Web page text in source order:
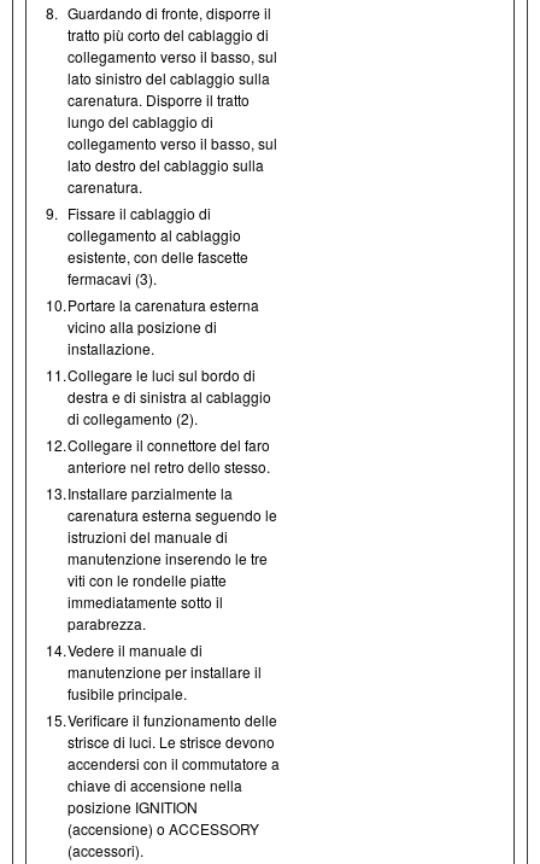
8. Guardando di fronte, disporre il
tratto più corto del cablaggio di
collegamento verso il basso, sul
lato sinistro del cablaggio sulla
carenatura. Disporre il tratto
lungo del cablaggio di
collegamento verso il basso, sul
lato destro del cablaggio sulla
carenatura.
9. Fissare il cablaggio di
collegamento al cablaggio
esistente, con delle fascette
fermacavi (3).
10.Portare la carenatura esterna
vicino alla posizione di
installazione.
11.Collegare le luci sul bordo di
destra e di sinistra al cablaggio
di collegamento (2).
12.Collegare il connettore del faro
anteriore nel retro dello stesso.
13.Installare parzialmente la
carenatura esterna seguendo le
istruzioni del manuale di
manutenzione inserendo le tre
viti con le rondelle piatte
immediatamente sotto il
parabrezza.
14.Vedere il manuale di
manutenzione per installare il
fusibile principale.
15.Verificare il funzionamento delle
strisce di luci. Le strisce devono
accendersi con il commutatore a
chiave di accensione nella
posizione IGNITION
(accensione) o ACCESSORY
(accessori).